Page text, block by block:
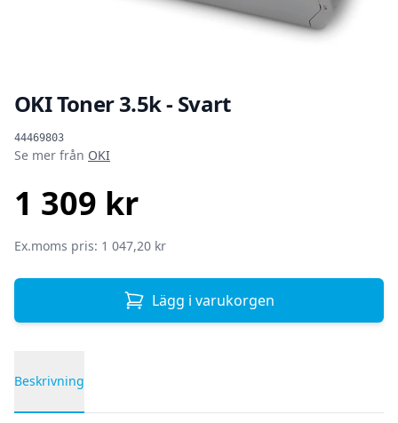
OKI Toner 3.5k - Svart
44469803
Produktinformation
Se mer från OKI
1 309 kr
Ex.moms pris: 1 047,20 kr
Lägg i varukorgen
Beskrivning